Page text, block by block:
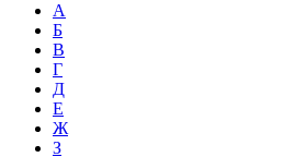
А
Б
В
Г
Д
Е
Ж
З